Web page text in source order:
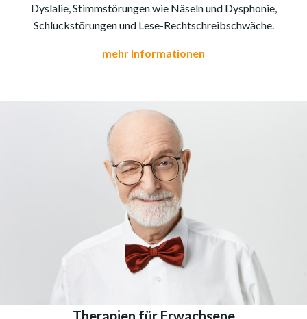
Dyslalie, Stimmstörungen wie Näseln und Dysphonie,
Schluckstörungen und Lese-Rechtschreibschwäche.
mehr Informationen